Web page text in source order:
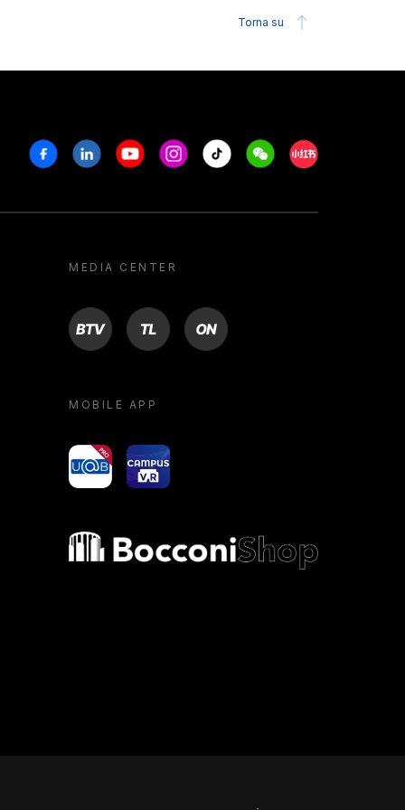
Torna su
FacebookLinkedinYoutubeInstagram
Tiktok WeechatXiaohongshu/
MEDIA CENTER
BTV TL ON
MOBILE APP
yoU@B Campus VR
Bocconi shop